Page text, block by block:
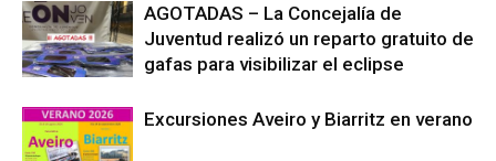
AGOTADAS – La Concejalía de
Juventud realizó un reparto gratuito de
gafas para visibilizar el eclipse
Excursiones Aveiro y Biarritz en verano